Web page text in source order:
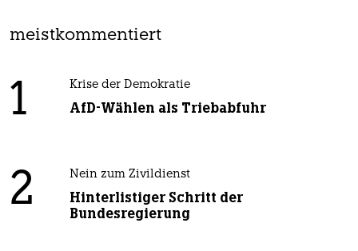
meistkommentiert
1 Krise der Demokratie
AfD-Wählen als Triebabfuhr
2 Nein zum Zivildienst
Hinterlistiger Schritt der
Bundesregierung